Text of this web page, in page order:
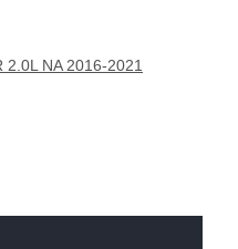
2.0L NA 2016-2021